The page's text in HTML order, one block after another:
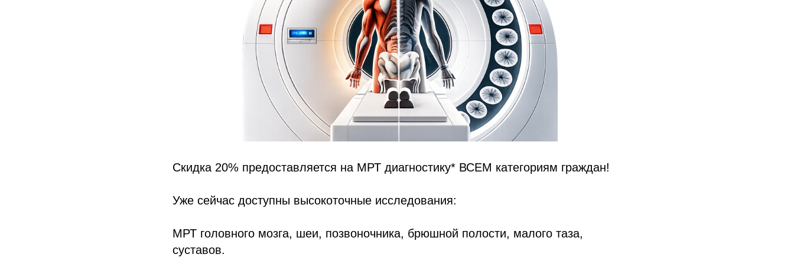
Скидка 20% предоставляется на МРТ диагностику* ВСЕМ категориям граждан!
Уже сейчас доступны высокоточные исследования:
МРТ головного мозга, шеи, позвоночника, брюшной полости, малого таза,
суставов.